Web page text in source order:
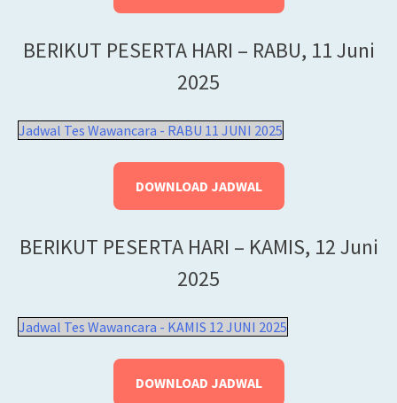
BERIKUT PESERTA HARI – RABU, 11 Juni
2025
Jadwal Tes Wawancara - RABU 11 JUNI 2025
DOWNLOAD JADWAL
BERIKUT PESERTA HARI – KAMIS, 12 Juni
2025
Jadwal Tes Wawancara - KAMIS 12 JUNI 2025
DOWNLOAD JADWAL